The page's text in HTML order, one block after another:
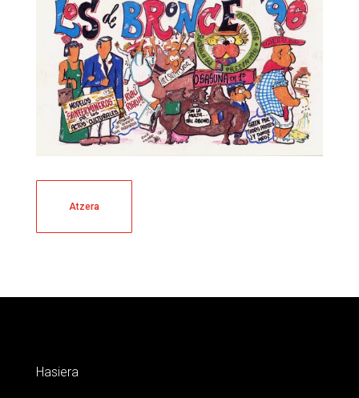
Atzera
Hasiera